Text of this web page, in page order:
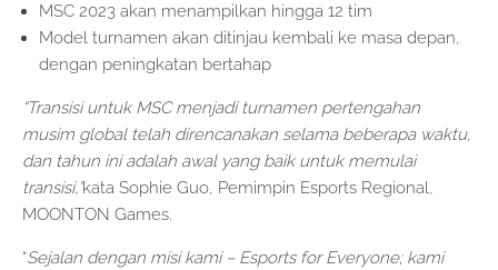
MSC 2023 akan menampilkan hingga 12 tim
Model turnamen akan ditinjau kembali ke masa depan,
dengan peningkatan bertahap
“Transisi untuk MSC menjadi turnamen pertengahan
musim global telah direncanakan selama beberapa waktu,
dan tahun ini adalah awal yang baik untuk memulai
transisi,”kata Sophie Guo, Pemimpin Esports Regional,
MOONTON Games.
“Sejalan dengan misi kami – Esports for Everyone; kami